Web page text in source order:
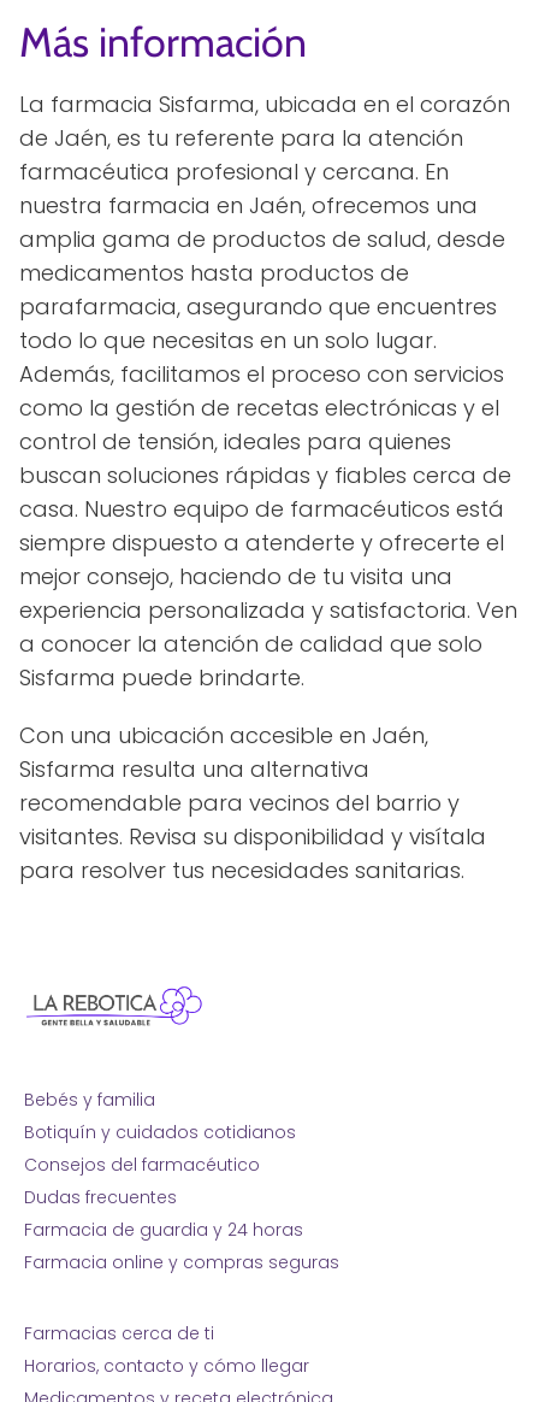
Más información
La farmacia Sisfarma, ubicada en el corazón
de Jaén, es tu referente para la atención
farmacéutica profesional y cercana. En
nuestra farmacia en Jaén, ofrecemos una
amplia gama de productos de salud, desde
medicamentos hasta productos de
parafarmacia, asegurando que encuentres
todo lo que necesitas en un solo lugar.
Además, facilitamos el proceso con servicios
como la gestión de recetas electrónicas y el
control de tensión, ideales para quienes
buscan soluciones rápidas y fiables cerca de
casa. Nuestro equipo de farmacéuticos está
siempre dispuesto a atenderte y ofrecerte el
mejor consejo, haciendo de tu visita una
experiencia personalizada y satisfactoria. Ven
a conocer la atención de calidad que solo
Sisfarma puede brindarte.
Con una ubicación accesible en Jaén,
Sisfarma resulta una alternativa
recomendable para vecinos del barrio y
visitantes. Revisa su disponibilidad y visítala
para resolver tus necesidades sanitarias.
Bebés y familia
Botiquín y cuidados cotidianos
Consejos del farmacéutico
Dudas frecuentes
Farmacia de guardia y 24 horas
Farmacia online y compras seguras
Farmacias cerca de ti
Horarios, contacto y cómo llegar